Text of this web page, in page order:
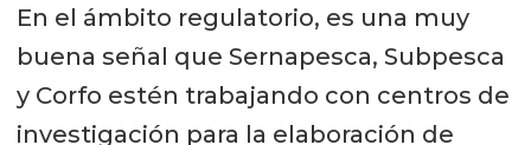
En el ámbito regulatorio, es una muy
buena señal que Sernapesca, Subpesca
y Corfo estén trabajando con centros de
investigación para la elaboración de